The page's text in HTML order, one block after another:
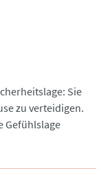
Sie
zu verteidigen.
Gefühlslage